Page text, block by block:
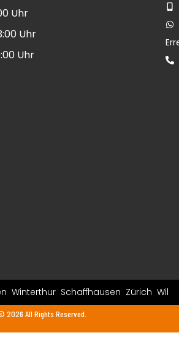
Uhr​
Uhr​
Uhr​
Winterthur Schaffhausen Zürich Wil
2026 All Rights Reserved.